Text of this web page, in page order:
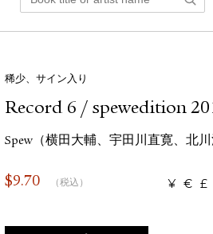
稀少、サイン入り
Record 6 / spewedition
Spew（横田大輔、宇田川直寛、北川
$9.70 （税込） ¥ € £